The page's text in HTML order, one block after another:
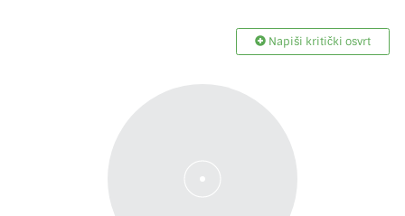
Napiši kritički osvrt